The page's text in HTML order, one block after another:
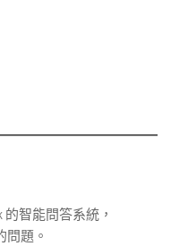
智能問答系統，
問題。